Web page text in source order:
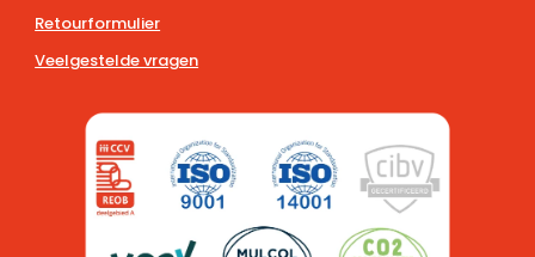
Retourformulier
Veelgestelde vragen